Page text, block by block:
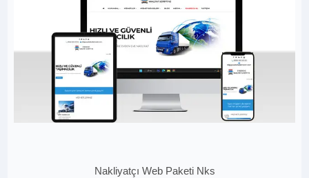
Nakliyatçı Web Paketi Nks